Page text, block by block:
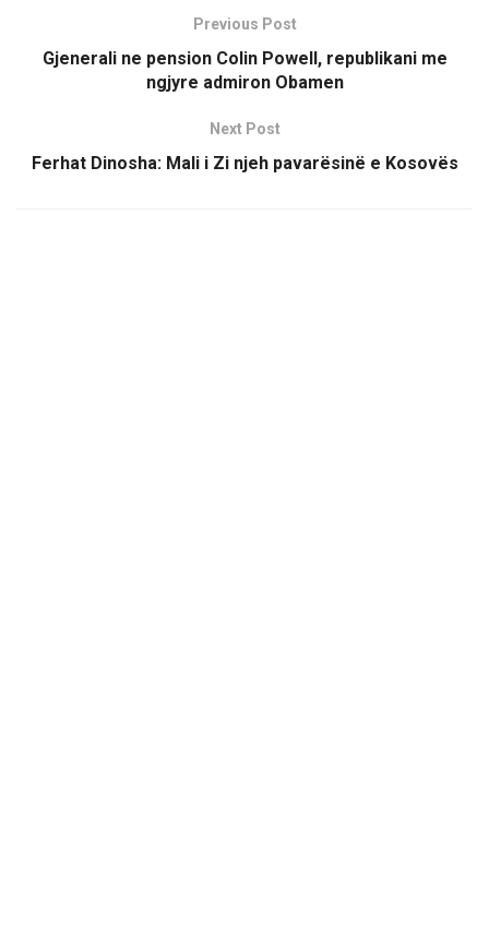
Previous Post
Gjenerali ne pension Colin Powell, republikani me
ngjyre admiron Obamen
Next Post
Ferhat Dinosha: Mali i Zi njeh pavarësinë e Kosovës